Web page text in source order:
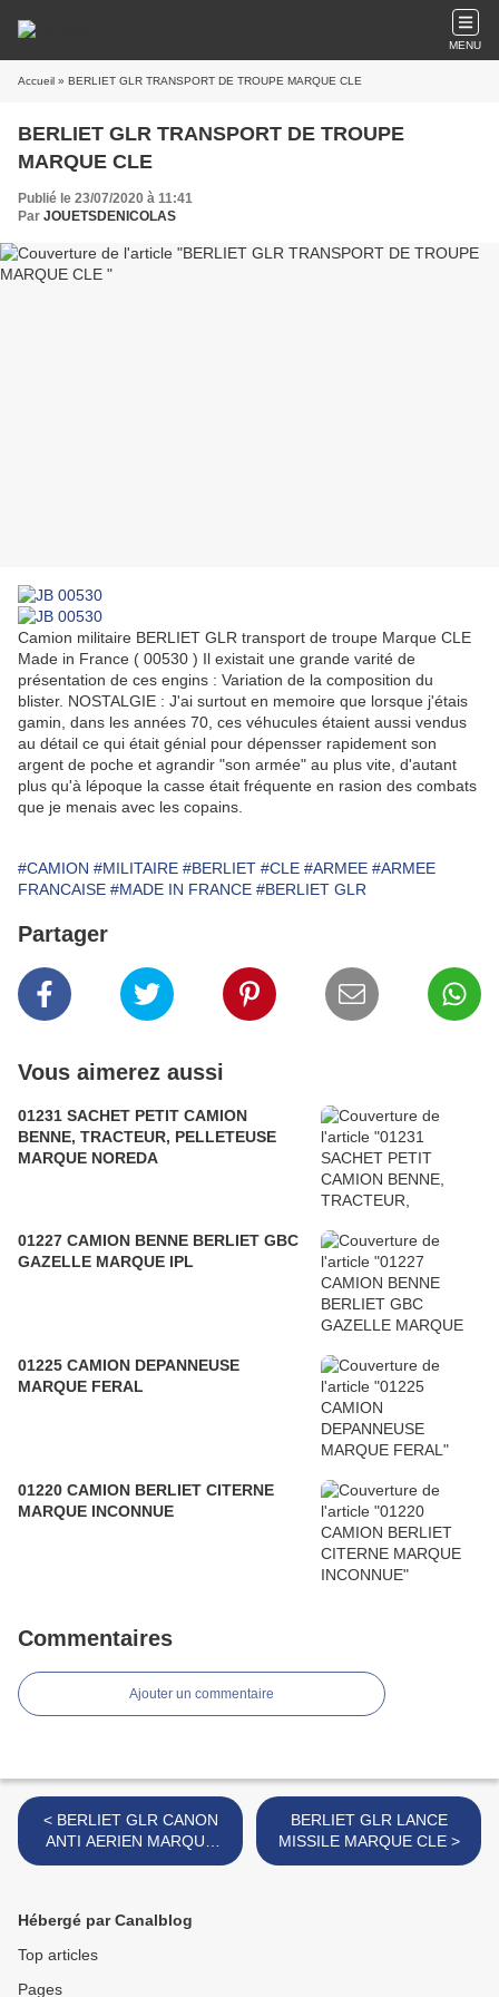
MENU
Accueil » BERLIET GLR TRANSPORT DE TROUPE MARQUE CLE
BERLIET GLR TRANSPORT DE TROUPE
MARQUE CLE
Publié le 23/07/2020 à 11:41
Par JOUETSDENICOLAS
Camion militaire BERLIET GLR transport de troupe Marque CLE
Made in France ( 00530 ) Il existait une grande varité de
présentation de ces engins : Variation de la composition du
blister. NOSTALGIE : J'ai surtout en memoire que lorsque j'étais
gamin, dans les années 70, ces véhucules étaient aussi vendus
au détail ce qui était génial pour dépensser rapidement son
argent de poche et agrandir "son armée" au plus vite, d'autant
plus qu'à lépoque la casse était fréquente en rasion des combats
que je menais avec les copains.
#CAMION #MILITAIRE #BERLIET #CLE #ARMEE #ARMEE
FRANCAISE #MADE IN FRANCE #BERLIET GLR
Partager
Vous aimerez aussi
01231 SACHET PETIT CAMION
BENNE, TRACTEUR, PELLETEUSE
MARQUE NOREDA
01227 CAMION BENNE BERLIET GBC
GAZELLE MARQUE IPL
01225 CAMION DEPANNEUSE
MARQUE FERAL
01220 CAMION BERLIET CITERNE
MARQUE INCONNUE
Commentaires
Ajouter un commentaire
< BERLIET GLR CANON
ANTI AERIEN MARQUE
CLE
BERLIET GLR LANCE
MISSILE MARQUE CLE >
Hébergé par Canalblog
Top articles
Pages